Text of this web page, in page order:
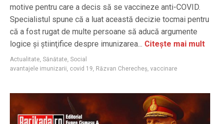
motive pentru care a decis să se vaccineze anti-COVID.
Specialistul spune că a luat această decizie tocmai pentru
că a fost rugat de multe persoane să aducă argumente
logice şi ştiinţifice despre imunizarea... Citește mai mult
Actualitate, Sănătate, Social
avantajele imunizarii, covid 19, Răzvan Cherecheş, vaccinare